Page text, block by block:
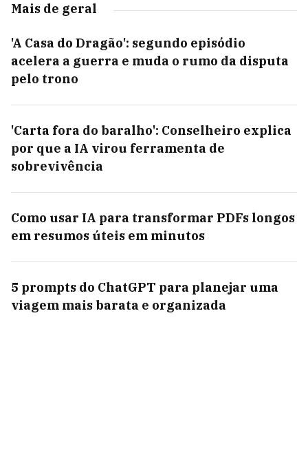
Mais de geral
'A Casa do Dragão': segundo episódio
acelera a guerra e muda o rumo da disputa
pelo trono
'Carta fora do baralho': Conselheiro explica
por que a IA virou ferramenta de
sobrevivência
Como usar IA para transformar PDFs longos
em resumos úteis em minutos
5 prompts do ChatGPT para planejar uma
viagem mais barata e organizada